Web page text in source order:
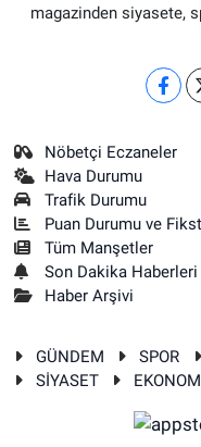
magazinden siyasete,
Nöbetçi Eczaneler
Hava Durumu
Trafik Durumu
Puan Durumu ve
Tüm Manşetler
Son Dakika Haberleri
Haber Arşivi
GÜNDEM SPOR
SİYASET